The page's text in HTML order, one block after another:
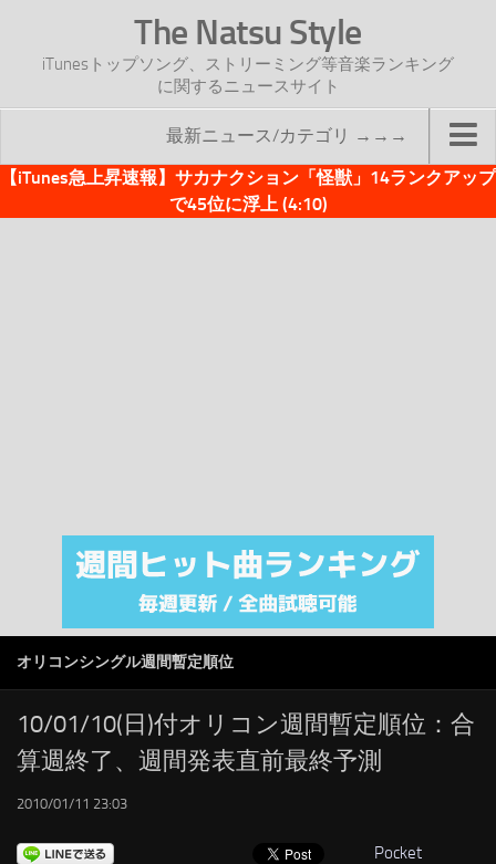
The Natsu Style
iTunesトップソング、ストリーミング等音楽ランキング
に関するニュースサイト
最新ニュース/カテゴリ →→→
TOP
注目カテゴリ
オリジナルiTunes週間トップソング
RSS
LINKS
【iTunes急上昇速報】サカナクション「怪獣」14ランクアップ
で45位に浮上 (4:10)
オリコンシングル週間暫定順位
10/01/10(日)付オリコン週間暫定順位：合
算週終了、週間発表直前最終予測
2010/01/11 23:03
Pocket